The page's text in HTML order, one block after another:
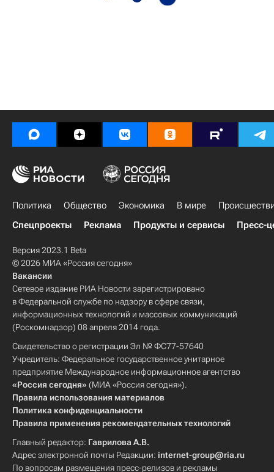
Политика Общество Экономика В мире
Спецпроекты
Реклама Продукты и сервисы Пресс-
Версия 2023.1 Beta
© 2026 МИА «Россия сегодня»
Вакансии
Сетевое издание РИА Новости зарегистрировано
в Федеральной службе по надзору в сфере связи,
информационных технологий и массовых коммуникаций
(Роскомнадзор) 08 апреля 2014 года.
Свидетельство о регистрации Эл № ФС77-57640
Учредитель: Федеральное государственное унитарное
предприятие Международное информационное агентство
«Россия сегодня» (МИА «Россия сегодня»).
Правила использования материалов
Политика конфиденциальности
Правила применения рекомендательных технологий
Главный редактор: Гаврилова А.В.
Адрес электронной почты Редакции: internet-group@ria.ru
По вопросам размещения пресс-релизов и рекламы